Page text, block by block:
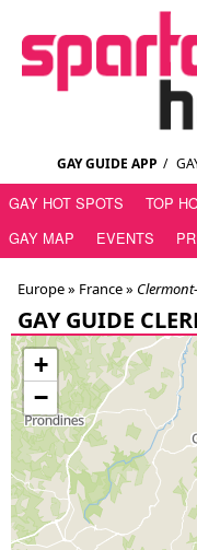
GAY GUIDE APP /
GAY HOT SPOTS TOP
GAY MAP
EVENTS
Europe » France»
GAY GUIDE
+
−